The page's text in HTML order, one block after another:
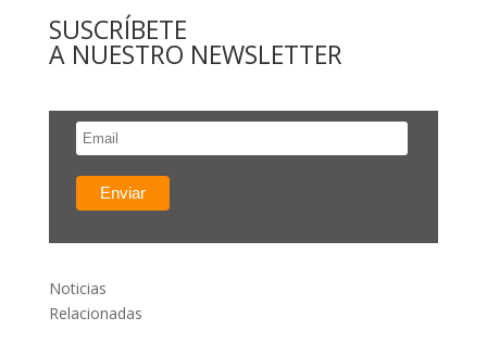
SUSCRÍBETE
A NUESTRO NEWSLETTER
Noticias
Relacionadas